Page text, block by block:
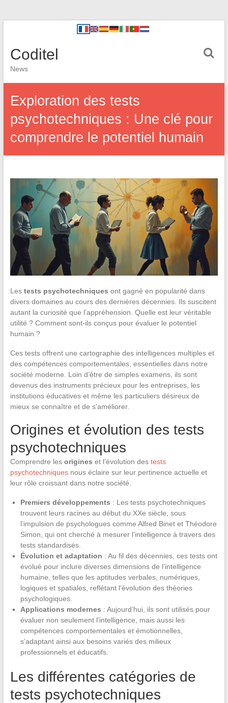
Coditel
News
Exploration des tests
psychotechniques : Une clé pour
comprendre le potentiel humain
Les tests psychotechniques ont gagné en popularité dans
divers domaines au cours des dernières décennies. Ils suscitent
autant la curiosité que l’appréhension. Quelle est leur véritable
utilité ? Comment sont-ils conçus pour évaluer le potentiel
humain ?
Ces tests offrent une cartographie des intelligences multiples et
des compétences comportementales, essentielles dans notre
société moderne. Loin d’être de simples examens, ils sont
devenus des instruments précieux pour les entreprises, les
institutions éducatives et même les particuliers désireux de
mieux se connaître et de s’améliorer.
Origines et évolution des tests
psychotechniques
Comprendre les origines et l’évolution des tests
psychotechniquesnous éclaire sur leur pertinence actuelle et
leur rôle croissant dans notre société.
Premiers développements : Les tests psychotechniques
trouvent leurs racines au début du XXe siècle, sous
l’impulsion de psychologues comme Alfred Binet et Théodore
Simon, qui ont cherché à mesurer l’intelligence à travers des
tests standardisés.
Évolution et adaptation : Au fil des décennies, ces tests ont
évolué pour inclure diverses dimensions de l’intelligence
humaine, telles que les aptitudes verbales, numériques,
logiques et spatiales, reflétant l’évolution des théories
psychologiques.
Applications modernes : Aujourd’hui, ils sont utilisés pour
évaluer non seulement l’intelligence, mais aussi les
compétences comportementales et émotionnelles,
s’adaptant ainsi aux besoins variés des milieux
professionnels et éducatifs.
Les différentes catégories de
tests psychotechniques